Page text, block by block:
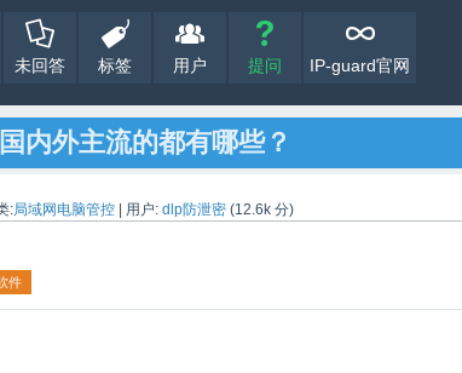
未回答 标签 用户 提问 IP-guard官网
内外主流的都有哪些？
:局域网电脑管控 用户: dlp防泄密 (12.6k 分)
件